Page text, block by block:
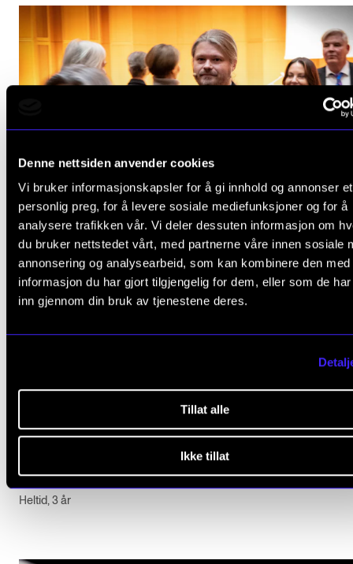
Denne nettsiden anvender cookies
Vi bruker informasjonskapsler for å gi innhold og annonser et
personlig preg, for å levere sosiale mediefunksjoner og for å
analysere trafikken vår. Vi deler dessuten informasjon om
du bruker nettstedet vårt, med partnerne våre innen sosiale
annonsering og analysearbeid, som kan kombinere den med
informasjon du har gjort tilgjengelig for dem, eller som de
inn gjennom din bruk av tjenestene deres.
Tillat alle
Ikke tillat
DOKTORGRAD
Programmet gir deg en solid musikkfaglig
fagområdet, nasjonalt og internasjonalt.
Heltid, 3 år